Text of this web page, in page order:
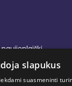
new window)
in new window)
in new
slapukus
suasmeninti